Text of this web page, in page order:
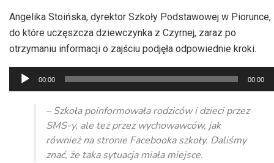
Angelika Stoińska, dyrektor Szkoły Podstawowej w Piorunce,
do które uczęszcza dziewczynka z Czyrnej, zaraz po
otrzymaniu informacji o zajściu podjęła odpowiednie kroki.
Odtwarzacz
plików
dźwiękowych
00:00 00:00
– Szkoła poinformowała rodziców i dzieci przez
SMS-y, ale też przez wychowawców, jak
również na stronie Facebooka szkoły. Daliśmy
znać, że taka sytuacja miała miejsce.